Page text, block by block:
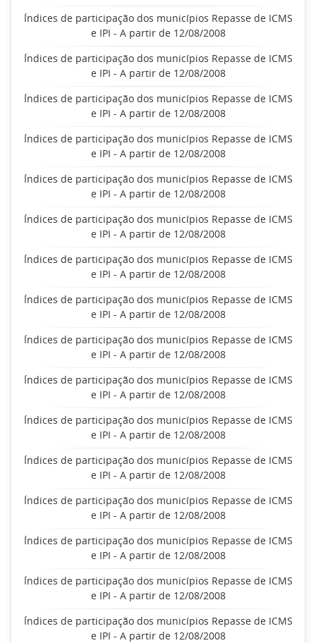
Índices de participação dos municípios Repasse de ICMS
e IPI - A partir de 12/08/2008
Índices de participação dos municípios Repasse de ICMS
e IPI - A partir de 12/08/2008
Índices de participação dos municípios Repasse de ICMS
e IPI - A partir de 12/08/2008
Índices de participação dos municípios Repasse de ICMS
e IPI - A partir de 12/08/2008
Índices de participação dos municípios Repasse de ICMS
e IPI - A partir de 12/08/2008
Índices de participação dos municípios Repasse de ICMS
e IPI - A partir de 12/08/2008
Índices de participação dos municípios Repasse de ICMS
e IPI - A partir de 12/08/2008
Índices de participação dos municípios Repasse de ICMS
e IPI - A partir de 12/08/2008
Índices de participação dos municípios Repasse de ICMS
e IPI - A partir de 12/08/2008
Índices de participação dos municípios Repasse de ICMS
e IPI - A partir de 12/08/2008
Índices de participação dos municípios Repasse de ICMS
e IPI - A partir de 12/08/2008
Índices de participação dos municípios Repasse de ICMS
e IPI - A partir de 12/08/2008
Índices de participação dos municípios Repasse de ICMS
e IPI - A partir de 12/08/2008
Índices de participação dos municípios Repasse de ICMS
e IPI - A partir de 12/08/2008
Índices de participação dos municípios Repasse de ICMS
e IPI - A partir de 12/08/2008
Índices de participação dos municípios Repasse de ICMS
e IPI - A partir de 12/08/2008